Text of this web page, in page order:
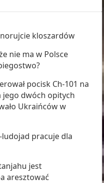
kloszardów
nie ma w Polsce
pocisk Ch-101 na
dwóch opitych
Ukraińców w
pracuje dla
jest
aresztować